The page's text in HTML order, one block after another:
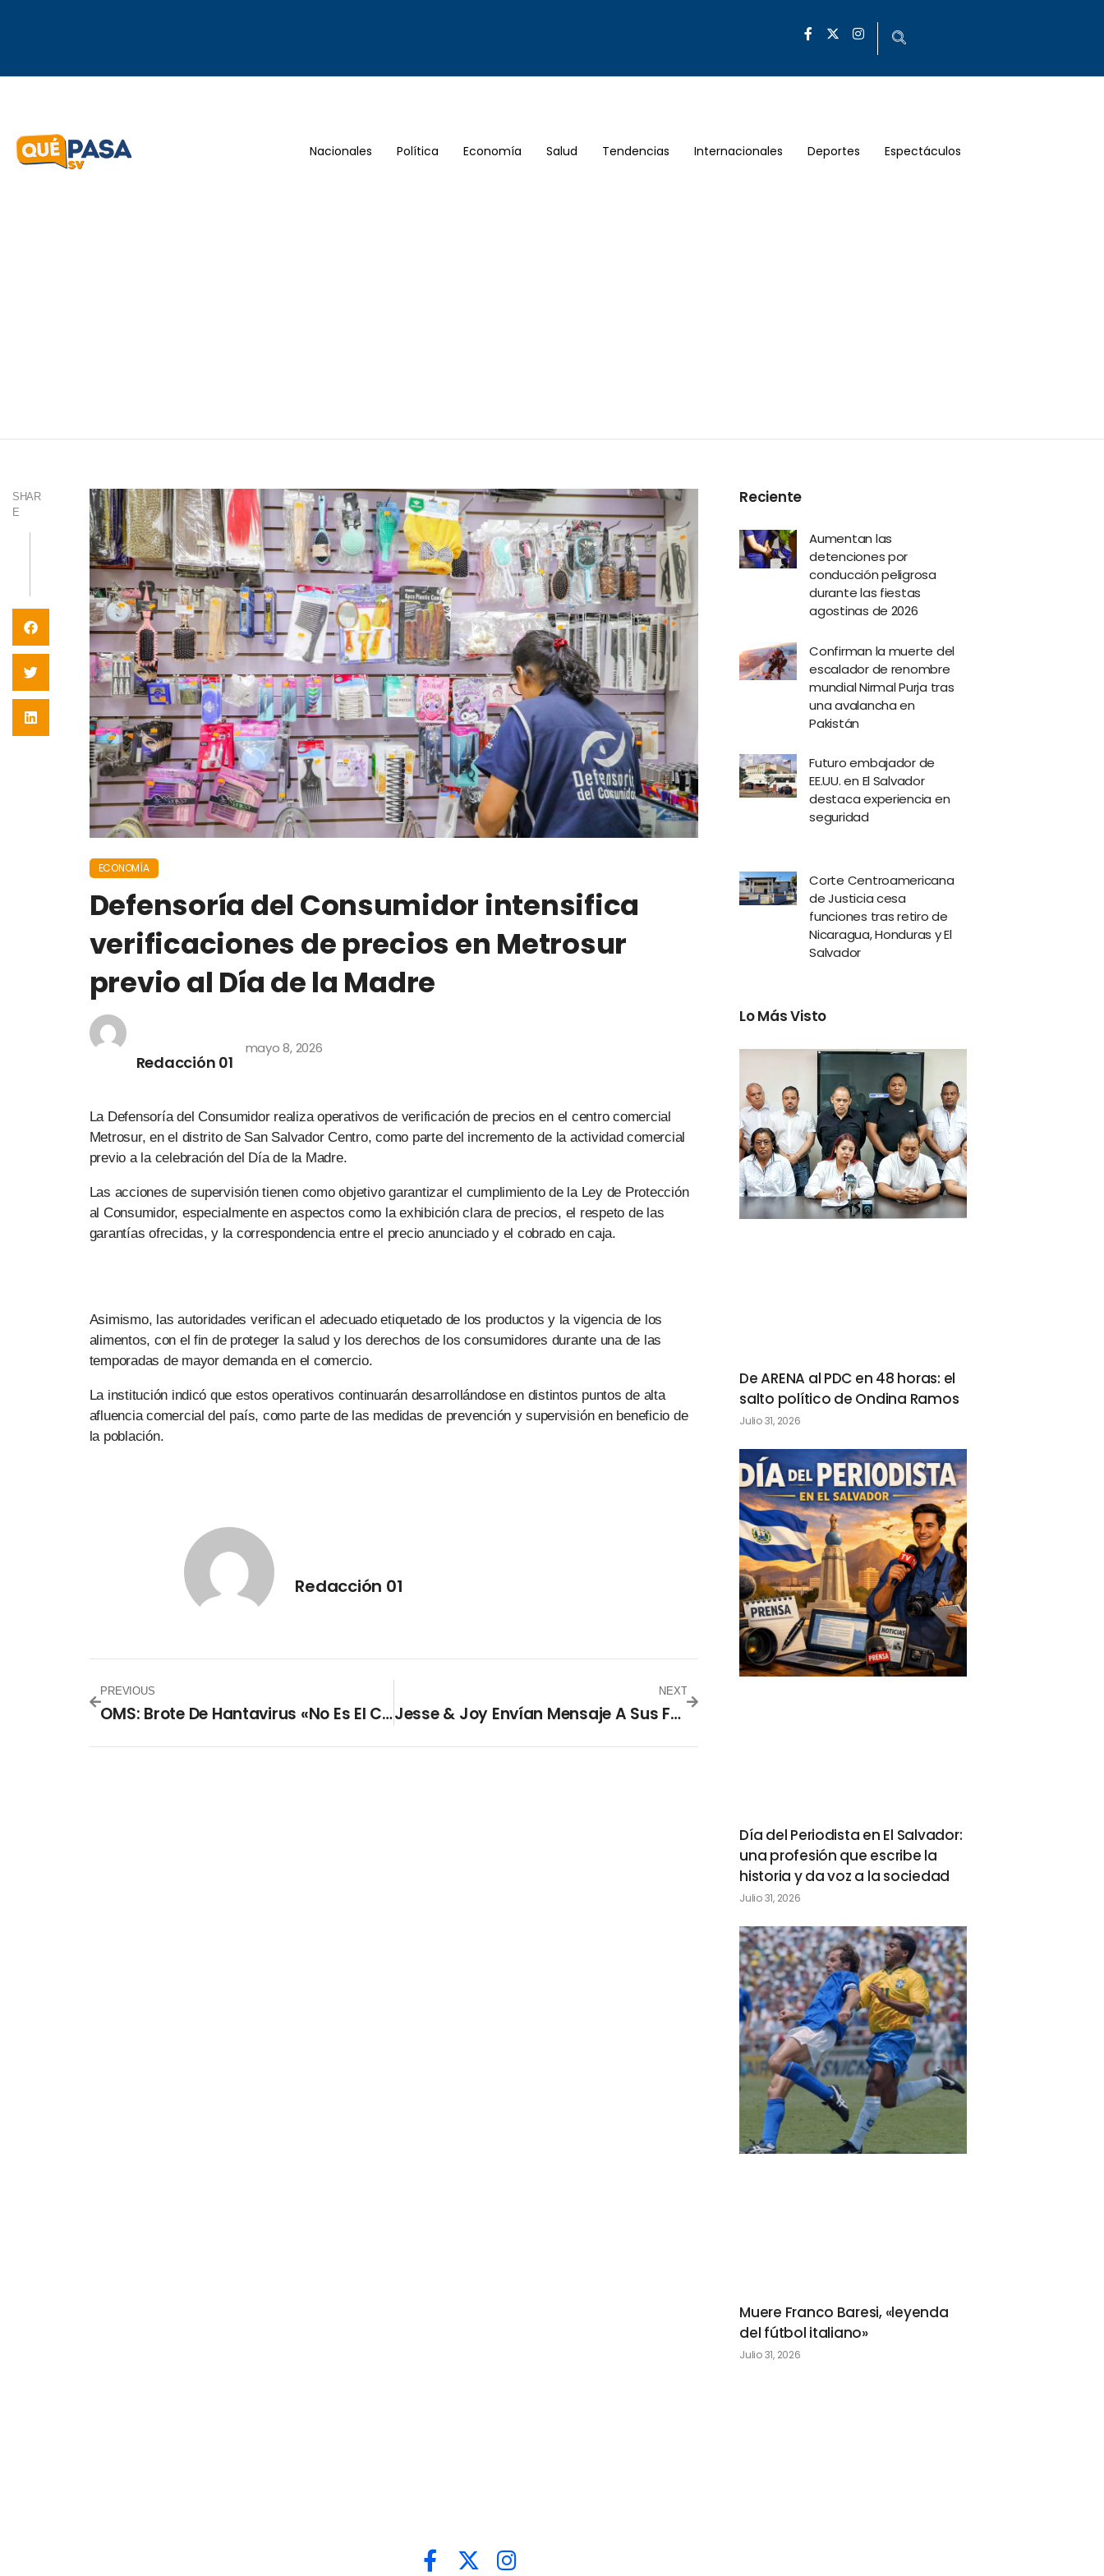
Nacionales Política Economía Salud Tendencias Internacionales Deportes Espectáculos
SHAR
E
ECONOMÍA
Defensoría del Consumidor intensifica
verificaciones de precios en Metrosur
previo al Día de la Madre
Redacción 01
mayo 8, 2026
La Defensoría del Consumidorrealiza operativos de verificación de precios en el centro comercial
Metrosur, en el distrito de San Salvador Centro, como parte del incremento de la actividad comercial
previo a la celebración del Día de la Madre.
Las acciones de supervisión tienen como objetivo garantizar el cumplimiento de la Ley de Protección
al Consumidor, especialmente en aspectos como la exhibición clara de precios, el respeto de las
garantías ofrecidas, y la correspondencia entre el precio anunciado y el cobrado en caja.
Asimismo, las autoridades verifican el adecuado etiquetado de los productos y la vigencia de los
alimentos, con el fin de proteger la salud y los derechos de los consumidores durante una de las
temporadas de mayor demanda en el comercio.
La institución indicó que estos operativos continuarán desarrollándose en distintos puntos de alta
afluencia comercial del país, como parte de las medidas de prevención y supervisión en beneficio de
la población.
Redacción 01
PREVIOUS
OMS: Brote De Hantavirus «no Es El Comienzo De Una Epidemia»
NEXT
Jesse & Joy Envían Mensaje A Sus Fans En El Salvador
Reciente
Aumentan las
detenciones por
conducción peligrosa
durante las fiestas
agostinas de 2026
Confirman la muerte del
escalador de renombre
mundial Nirmal Purja tras
una avalancha en
Pakistán
Futuro embajador de
EE.UU. en El Salvador
destaca experiencia en
seguridad
Corte Centroamericana
de Justicia cesa
funciones tras retiro de
Nicaragua, Honduras y El
Salvador
Lo Más Visto
De ARENA al PDC en 48 horas: el
salto político de Ondina Ramos
Julio 31, 2026
Día del Periodista en El Salvador:
una profesión que escribe la
historia y da voz a la sociedad
Julio 31, 2026
Muere Franco Baresi, «leyenda
del fútbol italiano»
Julio 31, 2026